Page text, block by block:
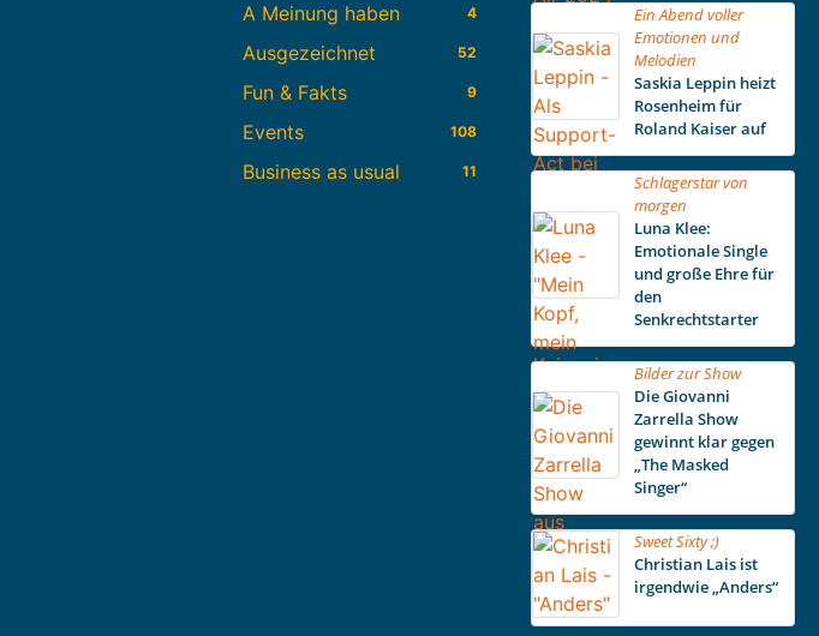
A Meinung haben 4
Ausgezeichnet 52
Fun & Fakts 9
Events 108
Business as usual 11
Ein Abend voller
Emotionen und
Melodien
Saskia Leppin heizt
Rosenheim für
Roland Kaiser auf
Schlagerstar von
morgen
Luna Klee:
Emotionale Single
und große Ehre für
den
Senkrechtstarter
Bilder zur Show
Die Giovanni
Zarrella Show
gewinnt klar gegen
„The Masked
Singer“
Sweet Sixty ;)
Christian Lais ist
irgendwie „Anders“